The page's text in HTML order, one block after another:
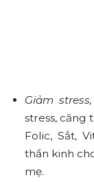
Giảm
stress, căng
Folic, Sắt,
thần kinh
mẹ.